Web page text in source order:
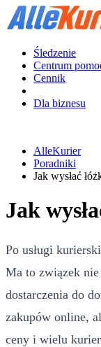
Śledzenie
Centrum
Cennik
Dla biznesu
AlleKurier
Poradniki
Jak wysłać
Jak
Po usługi
Ma to związek
dostarczenia do
zakupów online,
ceny i wielu